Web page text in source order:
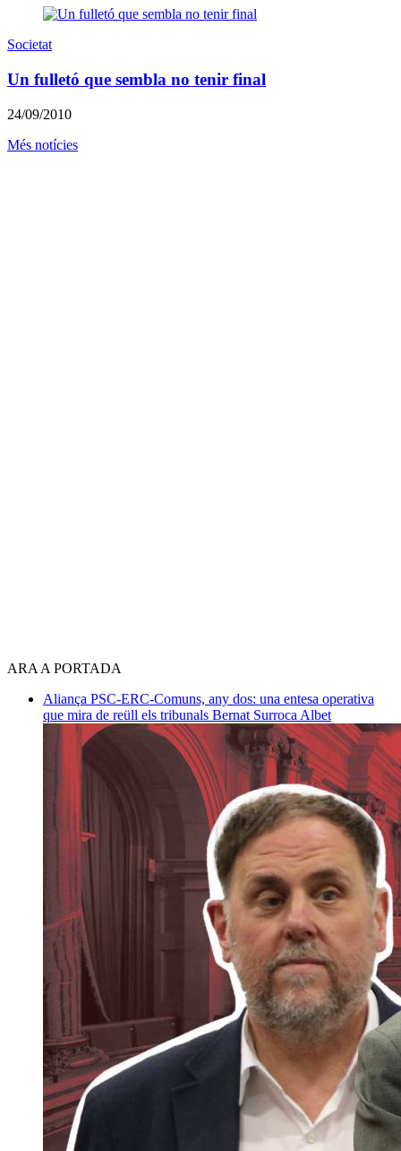
Societat
Un fulletó que sembla no tenir final
24/09/2010
Més notícies
ARA A PORTADA
Aliança PSC-ERC-Comuns, any dos: una entesa operativa
que mira de reüll els tribunals Bernat Surroca Albet